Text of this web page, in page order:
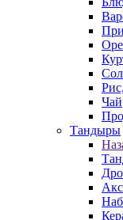
Чай
Тандыры